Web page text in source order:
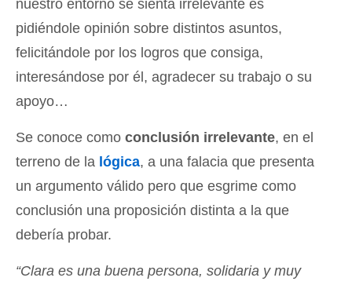
nuestro entorno se sienta irrelevante es
pidiéndole opinión sobre distintos asuntos,
felicitándole por los logros que consiga,
interesándose por él, agradecer su trabajo o su
apoyo…
Se conoce como conclusión irrelevante, en el
terreno de la lógica, a una falacia que presenta
un argumento válido pero que esgrime como
conclusión una proposición distinta a la que
debería probar.
“Clara es una buena persona, solidaria y muy